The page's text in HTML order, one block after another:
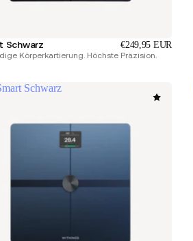
Schwarz €249,95 EUR
Körperkartierung. Höchste Präzision.
Schwarz